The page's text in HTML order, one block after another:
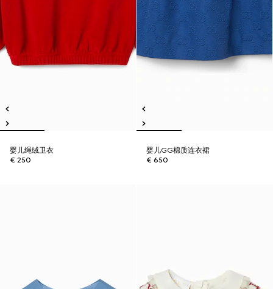
婴儿绳绒卫衣
€ 250
婴儿GG棉质连衣裙
€ 650